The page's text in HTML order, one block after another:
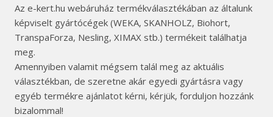
Az e-kert.hu webáruház termékválasztékában az általunk
képviselt gyártócégek (WEKA, SKANHOLZ, Biohort,
TranspaForza, Nesling, XIMAX stb.) termékeit találhatja
meg.
Amennyiben valamit mégsem talál meg az aktuális
választékban, de szeretne akár egyedi gyártásra vagy
egyéb termékre ajánlatot kérni, kérjük, forduljon hozzánk
bizalommal!